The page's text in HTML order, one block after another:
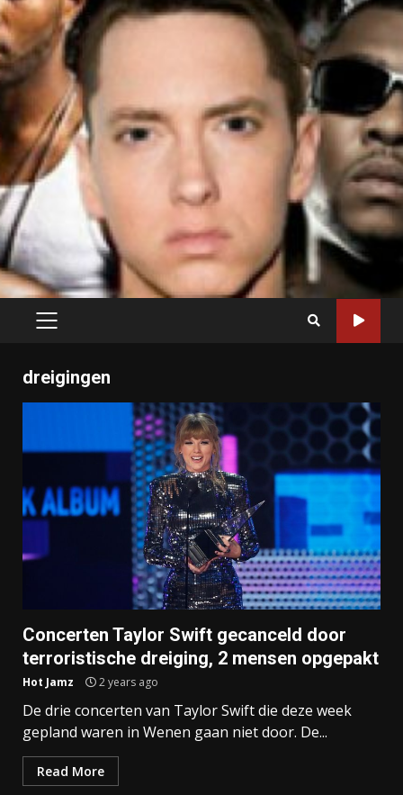
PRIMARY
dreigingen
Concerten Taylor Swift gecanceld door
terroristische dreiging, 2 mensen opgepakt
Hot Jamz 2 years ago
De drie concerten van Taylor Swift die deze week
gepland waren in Wenen gaan niet door. De...
Read More